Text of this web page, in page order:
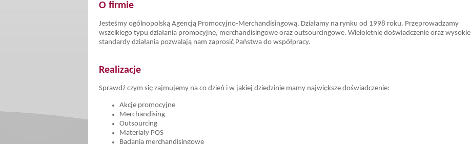
O firmie
Jesteśmy ogólnopolską Agencją Promocyjno-Merchandisingową. Działamy na rynku od 1998 roku. Przeprowadzamy
wszelkiego typu działania promocyjne, merchandisingowe oraz outsourcingowe. Wieloletnie doświadczenie oraz wysokie
standardy działania pozwalają nam zaprosić Państwa do współpracy.
Realizacje
Sprawdź czym się zajmujemy na co dzień i w jakiej dziedzinie mamy największe doświadczenie:
Akcje promocyjne
Merchandising
Outsourcing
Materiały POS
Badania merchandisingowe